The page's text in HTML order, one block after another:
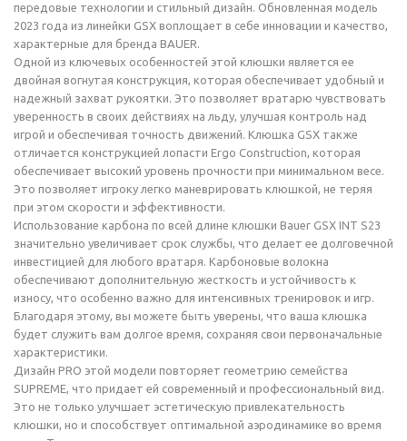
передовые технологии и стильный дизайн. Обновленная модель
2023 года из линейки GSX воплощает в себе инновации и качество,
характерные для бренда BAUER.
Одной из ключевых особенностей этой клюшки является ее
двойная вогнутая конструкция, которая обеспечивает удобный и
надежный захват рукоятки. Это позволяет вратарю чувствовать
уверенность в своих действиях на льду, улучшая контроль над
игрой и обеспечивая точность движений. Клюшка GSX также
отличается конструкцией лопасти Ergo Construction, которая
обеспечивает высокий уровень прочности при минимальном весе.
Это позволяет игроку легко маневрировать клюшкой, не теряя
при этом скорости и эффективности.
Использование карбона по всей длине клюшки Bauer GSX INT S23
значительно увеличивает срок службы, что делает ее долговечной
инвестицией для любого вратаря. Карбоновые волокна
обеспечивают дополнительную жесткость и устойчивость к
износу, что особенно важно для интенсивных тренировок и игр.
Благодаря этому, вы можете быть уверены, что ваша клюшка
будет служить вам долгое время, сохраняя свои первоначальные
характеристики.
Дизайн PRO этой модели повторяет геометрию семейства
SUPREME, что придает ей современный и профессиональный вид.
Это не только улучшает эстетическую привлекательность
клюшки, но и способствует оптимальной аэродинамике во время